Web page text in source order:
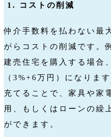
1. コストの削減
仲介手数料を払わない最
がらコストの削減です。
建売住宅を購入する場合
（3%+6万円）になりま
充てることで、家具や家
用、もしくはローンの繰
ができます。